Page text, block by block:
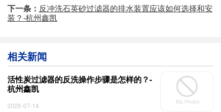
下一条： 反冲洗石英砂过滤器的排水装置应该如何选择和安
装？-杭州鑫凯
相关新闻
活性炭过滤器的反洗操作步骤是怎样的？-
杭州鑫凯
2026-07-14